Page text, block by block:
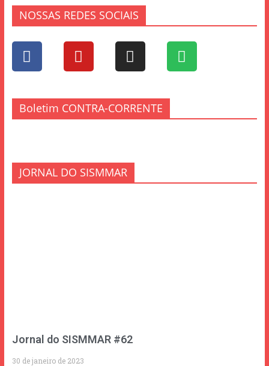
NOSSAS REDES SOCIAIS
Boletim CONTRA-CORRENTE
JORNAL DO SISMMAR
Jornal do SISMMAR #62
30 de janeiro de 2023